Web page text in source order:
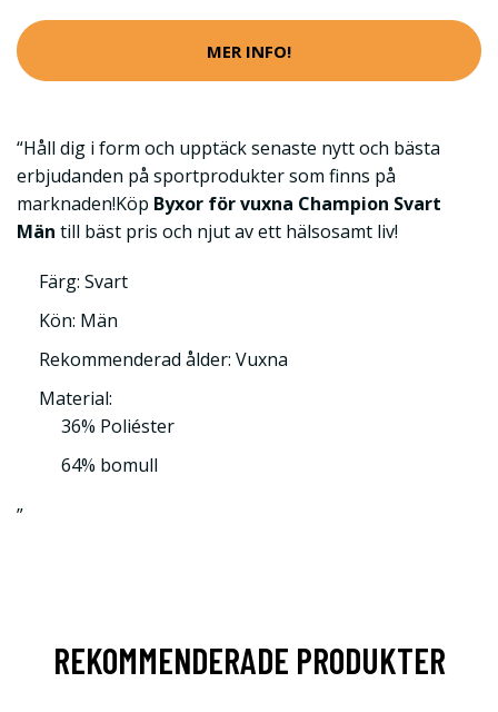
MER INFO!
“Håll dig i form och upptäck senaste nytt och bästa
erbjudanden på sportprodukter som finns på
marknaden!Köp Byxor för vuxna Champion Svart
Män till bäst pris och njut av ett hälsosamt liv!
Färg: Svart
Kön: Män
Rekommenderad ålder: Vuxna
Material:
36% Poliéster
64% bomull
”
REKOMMENDERADE PRODUKTER